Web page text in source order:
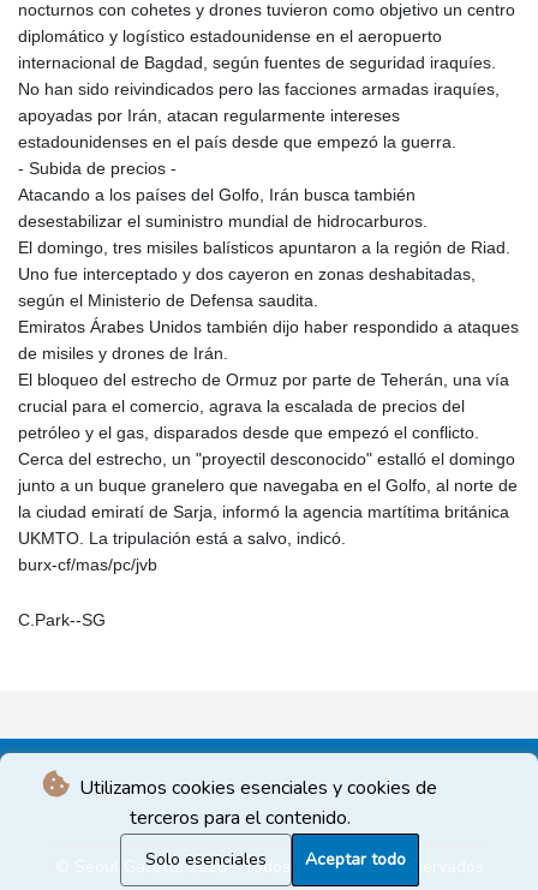
Utilizamos cookies esenciales y cookies de
terceros para el contenido.
Solo esenciales Aceptar todo
nocturnos con cohetes y drones tuvieron como objetivo un centro
diplomático y logístico estadounidense en el aeropuerto
internacional de Bagdad, según fuentes de seguridad iraquíes.
No han sido reivindicados pero las facciones armadas iraquíes,
apoyadas por Irán, atacan regularmente intereses
estadounidenses en el país desde que empezó la guerra.
- Subida de precios -
Atacando a los países del Golfo, Irán busca también
desestabilizar el suministro mundial de hidrocarburos.
El domingo, tres misiles balísticos apuntaron a la región de Riad.
Uno fue interceptado y dos cayeron en zonas deshabitadas,
según el Ministerio de Defensa saudita.
Emiratos Árabes Unidos también dijo haber respondido a ataques
de misiles y drones de Irán.
El bloqueo del estrecho de Ormuz por parte de Teherán, una vía
crucial para el comercio, agrava la escalada de precios del
petróleo y el gas, disparados desde que empezó el conflicto.
Cerca del estrecho, un "proyectil desconocido" estalló el domingo
junto a un buque granelero que navegaba en el Golfo, al norte de
la ciudad emiratí de Sarja, informó la agencia martítima británica
UKMTO. La tripulación está a salvo, indicó.
burx-cf/mas/pc/jvb
C.Park--SG
© Seoul Gazette 2026 - Todos los derechos reservados